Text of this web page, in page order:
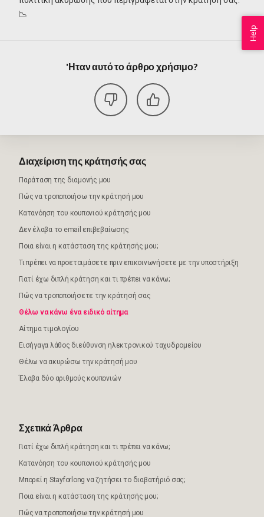
📉
'Ηταν αυτό το άρθρο χρήσιμο?
Διαχείριση της κράτησής σας
Παράταση της διαμονής μου
Πώς να τροποποιήσω την κράτησή μου
Κατανόηση του κουπονιού κράτησής μου
Δεν έλαβα το email επιβεβαίωσης
Ποια είναι η κατάσταση της κράτησής μου;
Τι πρέπει να προετοιμάσετε πριν επικοινωνήσετε με την υποστήριξη
Γιατί έχω διπλή κράτηση και τι πρέπει να κάνω;
Πώς να τροποποιήσετε την κράτησή σας
Θέλω να κάνω ένα ειδικό αίτημα
Αίτημα τιμολογίου
Εισήγαγα λάθος διεύθυνση ηλεκτρονικού ταχυδρομείου
Θέλω να ακυρώσω την κράτησή μου
Έλαβα δύο αριθμούς κουπονιών
Σχετικά Άρθρα
Γιατί έχω διπλή κράτηση και τι πρέπει να κάνω;
Κατανόηση του κουπονιού κράτησής μου
Μπορεί η Stayforlong να ζητήσει το διαβατήριό σας;
Ποια είναι η κατάσταση της κράτησής μου;
Πώς να τροποποιήσω την κράτησή μου
Help